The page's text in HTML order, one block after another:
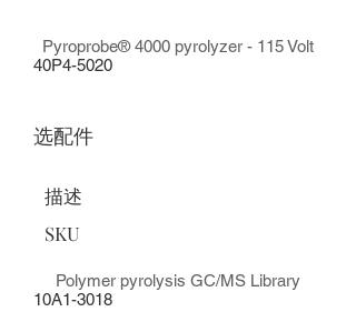
Pyroprobe® 4000 pyrolyzer - 115 Volt
40P4-5020
选配件
描述
SKU
Polymer pyrolysis GC/MS Library
10A1-3018